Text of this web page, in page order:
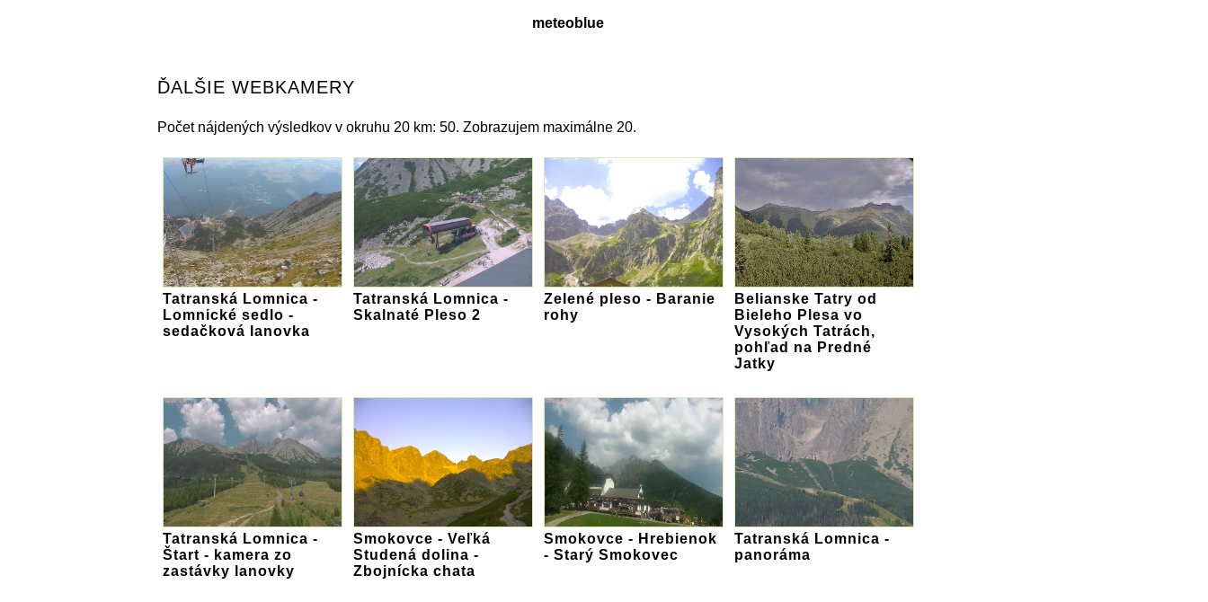
meteoblue
ĎALŠIE WEBKAMERY
Počet nájdených výsledkov v okruhu 20 km: 50. Zobrazujem maximálne 20.
Tatranská Lomnica -
Lomnické sedlo -
sedačková lanovka
Tatranská Lomnica -
Skalnaté Pleso 2
Zelené pleso - Baranie
rohy
Belianske Tatry od
Bieleho Plesa vo
Vysokých Tatrách,
pohľad na Predné
Jatky
Tatranská Lomnica -
Štart - kamera zo
zastávky lanovky
Smokovce - Veľká
Studená dolina -
Zbojnícka chata
Smokovce - Hrebienok
- Starý Smokovec
Tatranská Lomnica -
panoráma